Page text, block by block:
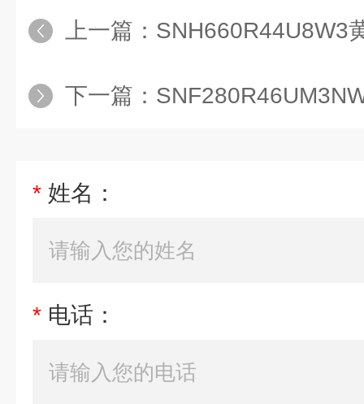
上一篇： SNH660R44U8W3
下一篇：
* 姓名：
* 电话：